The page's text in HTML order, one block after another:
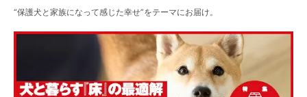
“保護犬と家族になって感じた幸せ”をテーマにお届け。